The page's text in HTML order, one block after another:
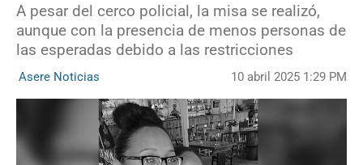
A pesar del cerco policial, la misa se realizó,
aunque con la presencia de menos personas de
las esperadas debido a las restricciones
Asere Noticias 10 abril 2025 1:29 PM